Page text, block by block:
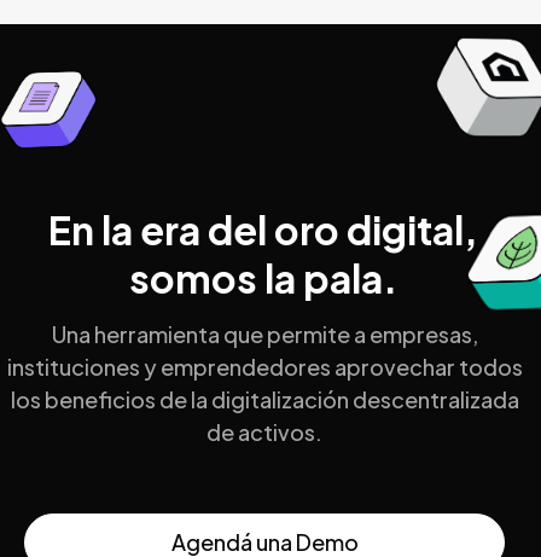
En la era del oro digital,
somos la pala.
Una herramienta que permite a empresas,
instituciones y emprendedores aprovechar todos
los beneficios de la digitalización descentralizada
de activos.
Agendá una Demo